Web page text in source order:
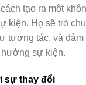
tạo ra một
kiện. Họ sẽ trò
tương tác, và đảm
sự kiện.
sự thay đổi